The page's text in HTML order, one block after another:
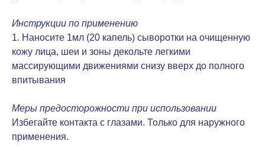
Инструкции по применению
1. Наносите 1мл (20 капель) сыворотки на очищенную
кожу лица, шеи и зоны декольте легкими
массирующими движениями снизу вверх до полного
впитывания
Меры предосторожности при использовании
Избегайте контакта с глазами. Только для наружного
применения.